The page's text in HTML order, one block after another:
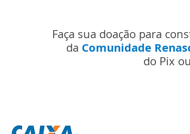
Faça sua doação para
da Comunidade
do Pix